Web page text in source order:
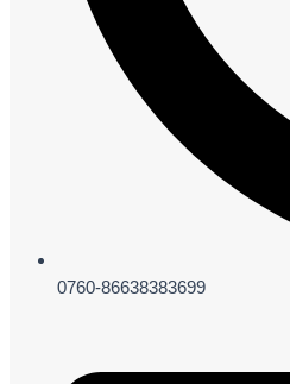
0760-86638383699